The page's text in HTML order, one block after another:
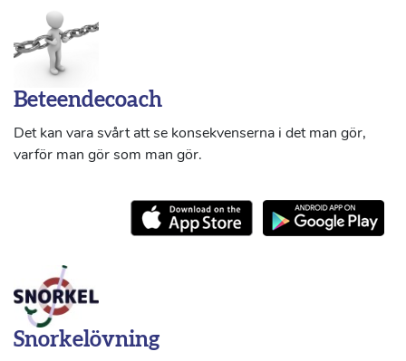
Beteendecoach
Det kan vara svårt att se konsekvenserna i det man gör,
varför man gör som man gör.
Snorkelövning